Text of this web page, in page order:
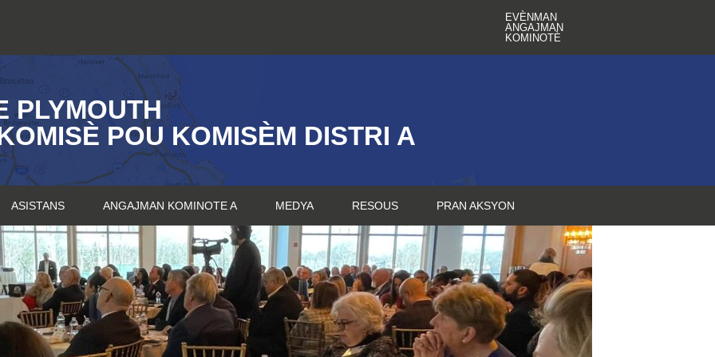
EVÈNMAN
ANGAJMAN
KOMINOTÈ
PLYMOUTH
POU KOMISÈM DISTRI A
ASISTANS ANGAJMAN KOMINOTE A MEDYA RESOUS PRAN AKSYON